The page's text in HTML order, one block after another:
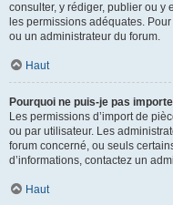
consulter, y rédiger, publier ou y
les permissions adéquates.
ou un administrateur du forum.
Haut
Pourquoi ne puis-je pas
Les permissions d’import de
ou par utilisateur. Les
forum concerné, ou seuls
d’informations, contactez un
Haut